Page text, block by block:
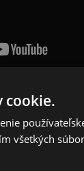
cookie.
všetkých